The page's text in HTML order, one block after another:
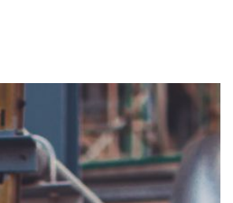
ALMACEN DISTRIBUIDOR
C/ Nou Gaia 20 Nave
Polígono Roques Planes
43830 Torredembarra